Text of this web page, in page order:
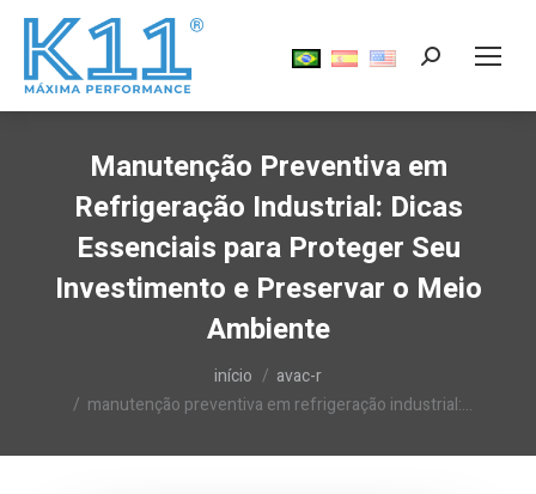
Search:
Manutenção Preventiva em
Refrigeração Industrial: Dicas
Essenciais para Proteger Seu
Investimento e Preservar o Meio
Ambiente
início
avac-r
manutenção preventiva em refrigeração industrial:…